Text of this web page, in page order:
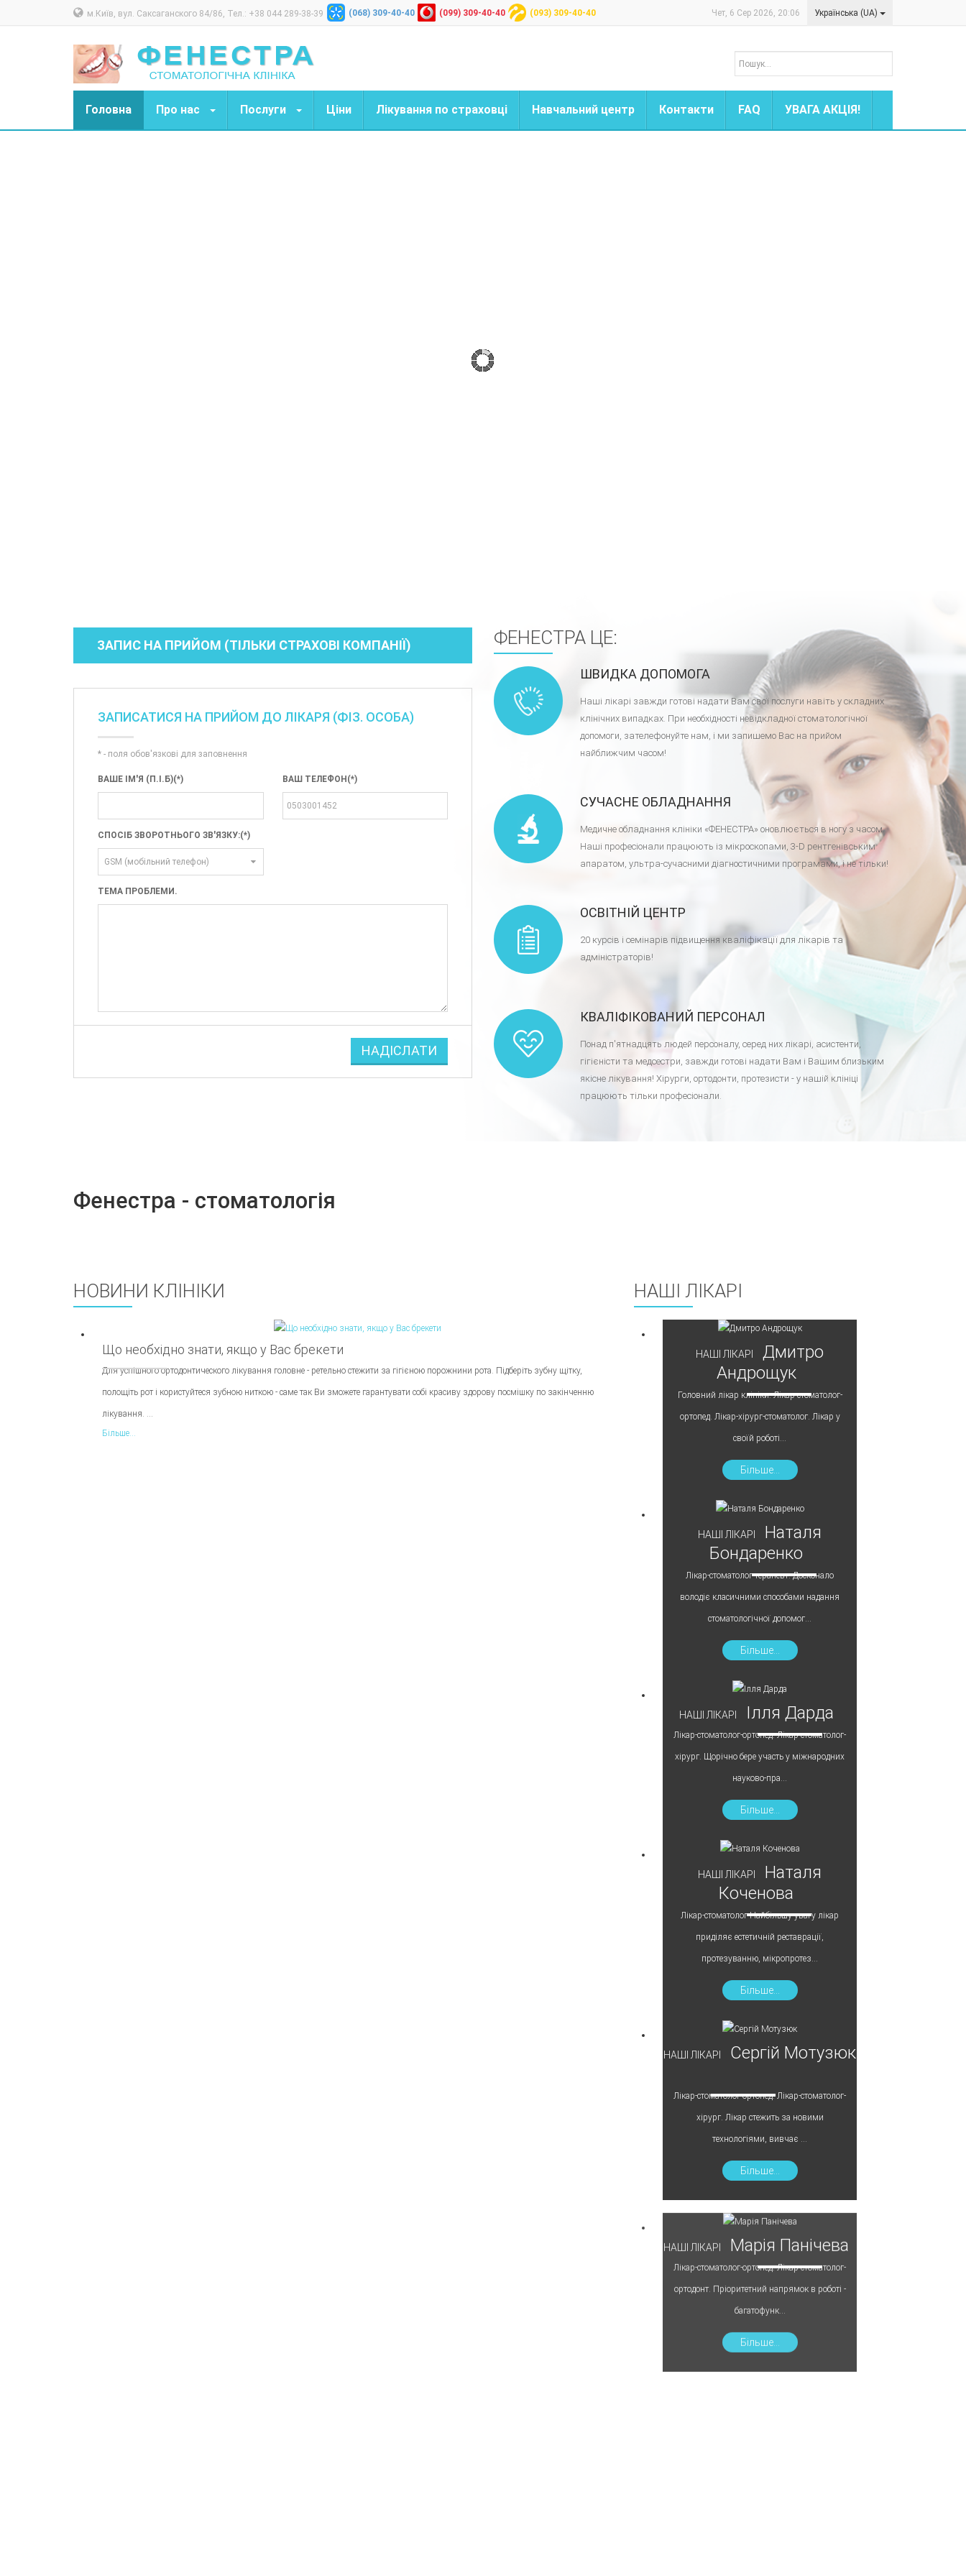
м.Київ, вул. Саксаганского 84/86, Тел.: +38 044 289-38-39 (068) 309-40-40 (099) 309-40-40 (093) 309-40-40 Українська (UA)
Чет, 6 Сер 2026, 20:06
Головна Про нас Послуги Ціни Лікування по страховці Навчальний центр Контакти FAQ УВАГА АКЦІЯ!
ЗАПИС НА ПРИЙОМ (ТІЛЬКИ СТРАХОВІ КОМПАНІЇ)
ЗАПИСАТИСЯ НА ПРИЙОМ ДО ЛІКАРЯ (ФІЗ. ОСОБА)
* - поля обов'язкові для заповнення
ВАШЕ ІМ'Я (П.І.Б)(*) ВАШ ТЕЛЕФОН(*)
СПОСІБ ЗВОРОТНЬОГО ЗВ'ЯЗКУ:(*)
GSM (мобільний телефон)
ТЕМА ПРОБЛЕМИ.
ФЕНЕСТРА ЦЕ:
ШВИДКА ДОПОМОГА
Наші лікарі завжди готові надати Вам свої послуги навіть у складних
клінічних випадках. При необхідності невідкладної стоматологічної
допомоги, зателефонуйте нам, і ми запишемо Вас на прийом
найближчим часом!
СУЧАСНЕ ОБЛАДНАННЯ
Медичне обладнання клініки «ФЕНЕСТРА» оновлюється в ногу з часом.
Наші професіонали працюють із мікроскопами, 3-D рентгенівським
апаратом, ультра-сучасними діагностичними програмами, і не тільки!
ОСВІТНІЙ ЦЕНТР
20 курсів і семінарів підвищення кваліфікації для лікарів та
адміністраторів!
КВАЛІФІКОВАНИЙ ПЕРСОНАЛ
Понад п'ятнадцять людей персоналу, серед них лікарі, асистенти,
гігієністи та медсестри, завжди готові надати Вам і Вашим близьким
якісне лікування! Хірурги, ортодонти, протезисти - у нашій клініці
працюють тільки професіонали.
Фенестра - стоматологія
НОВИНИ КЛІНІКИ
Що необхідно знати, якщо у Вас брекети
Для успішного ортодонтического лікування головне - ретельно стежити за гігієною порожнини рота. Підберіть зубну щітку,
полощіть рот і користуйтеся зубною ниткою - саме так Ви зможете гарантувати собі красиву здорову посмішку по закінченню
лікування. ...
Більше...
НАШІ ЛІКАРІ
НАШІ ЛІКАРІ
Дмитро
Андрощук
Головний лікар клініки. Лікар-стоматолог-
ортопед. Лікар-хірург-стоматолог. Лікар у
своїй роботі...
Більше...
НАШІ ЛІКАРІ
Наталя
Бондаренко
Лікар-стоматолог-терапевт. Досконало
володіє класичними способами надання
стоматологічної допомог...
Більше...
НАШІ ЛІКАРІ Ілля Дарда
Лікар-стоматолог-ортопед. Лікар-стоматолог-
хірург. Щорічно бере участь у міжнародних
науково-пра...
Більше...
НАШІ ЛІКАРІ
Наталя
Коченова
Лікар-стоматолог Найбільшу увагу лікар
приділяє естетичній реставрації,
протезуванню, мікропротез...
Більше...
НАШІ ЛІКАРІ Сергій Мотузюк
Лікар-стоматолог-ортопед. Лікар-стоматолог-
хірург. Лікар стежить за новими
технологіями, вивчає ...
Більше...
Марія Панічева
Лікар-стоматолог-ортопед. Лікар-стоматолог-
Більше...